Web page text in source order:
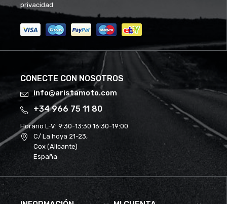
privacidad
CONECTE CON NOSOTROS
info@aristamoto.com
+34 966 75 11 80
Horario L-V: 9:30-13:30 16:30-19:00
C/ La hoya 21-23,
Cox (Alicante)
España